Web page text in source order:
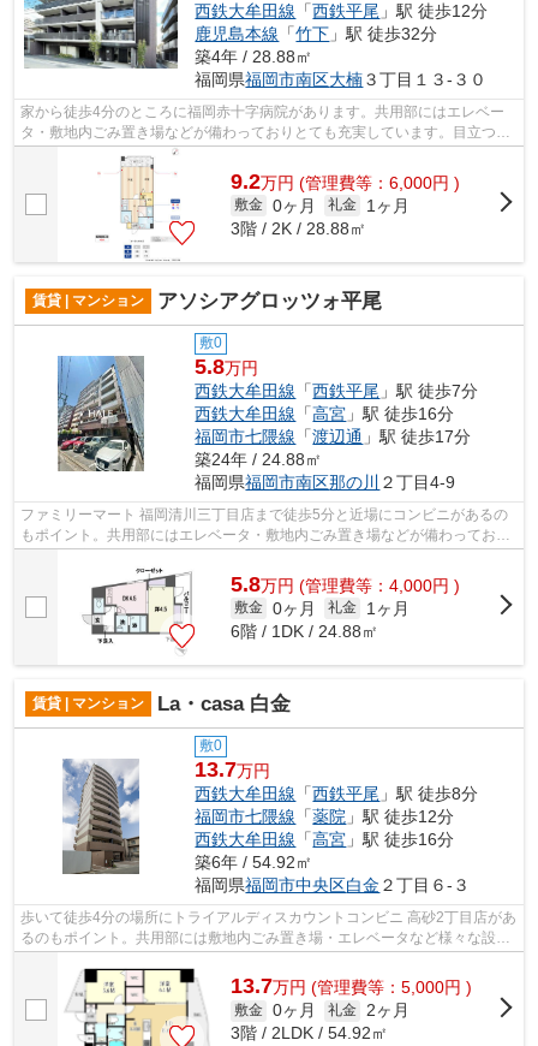
西鉄大牟田線 「西鉄平尾 」駅 徒歩12分
鹿児島本線 「竹下 」駅 徒歩32分
築4年 / 28.88㎡
福岡県福岡市南区大楠３丁目１３-３０
家から徒歩4分のところに福岡赤十字病院があります。共用部にはエレベー
タ・敷地内ごみ置き場などが備わっておりとても充実しています。目立つ外
観と洗練された設計の内装を持つデザイ...
9.2万円 (管理費等：6,000円 )
敷金 0ヶ月 礼金
1ヶ月
3階 / 2K / 28.88㎡
賃貸 | マンション アソシアグロッツォ平尾
敷0
5.8万円
西鉄大牟田線 「西鉄平尾 」駅 徒歩7分
西鉄大牟田線 「高宮 」駅 徒歩16分
福岡市七隈線 「渡辺通 」駅 徒歩17分
築24年 / 24.88㎡
福岡県福岡市南区那の川 ２丁目4-9
ファミリーマート 福岡清川三丁目店まで徒歩5分と近場にコンビニがあるの
もポイント。共用部にはエレベータ・敷地内ごみ置き場などが備わっており
5.8万円 (管理費等：4,000円 )
敷金 0ヶ月 礼金
1ヶ月
6階 / 1DK / 24.88㎡
賃貸 | マンション La・casa 白金
敷0
13.7万円
西鉄大牟田線 「西鉄平尾 」駅 徒歩8分
福岡市七隈線 「薬院 」駅 徒歩12分
西鉄大牟田線 「高宮 」駅 徒歩16分
築6年 / 54.92㎡
福岡県福岡市中央区白金 ２丁目６-３
歩いて徒歩4分の場所にトライアルディスカウントコンビニ 高砂2丁目店があ
るのもポイント。共用部には敷地内ごみ置き場・エレベータなど様々な設備
やサービスが揃っているので便利です...
13.7万円 (管理費等：5,000円 )
敷金 0ヶ月 礼金 2ヶ月
3階 / 2LDK / 54.92㎡